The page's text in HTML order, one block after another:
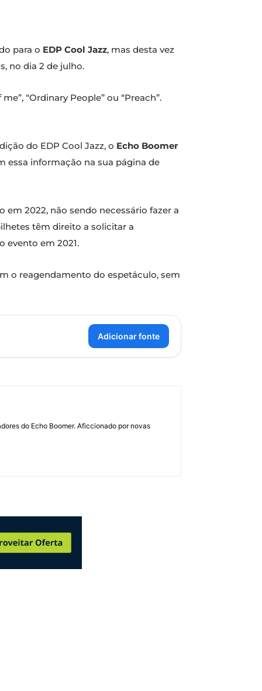
para o EDP Cool Jazz, mas desta vez
no dia 2 de julho.
“Ordinary People” ou “Preach”.
do EDP Cool Jazz, o Echo Boomer
essa informação na sua página de
em 2022, não sendo necessário fazer a
têm direito a solicitar a
evento em 2021.
o reagendamento do espetáculo, sem
Adicionar fonte
do Echo Boomer. Aficcionado por novas